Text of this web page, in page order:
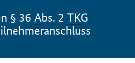
§ 36 Abs. 2 TKG